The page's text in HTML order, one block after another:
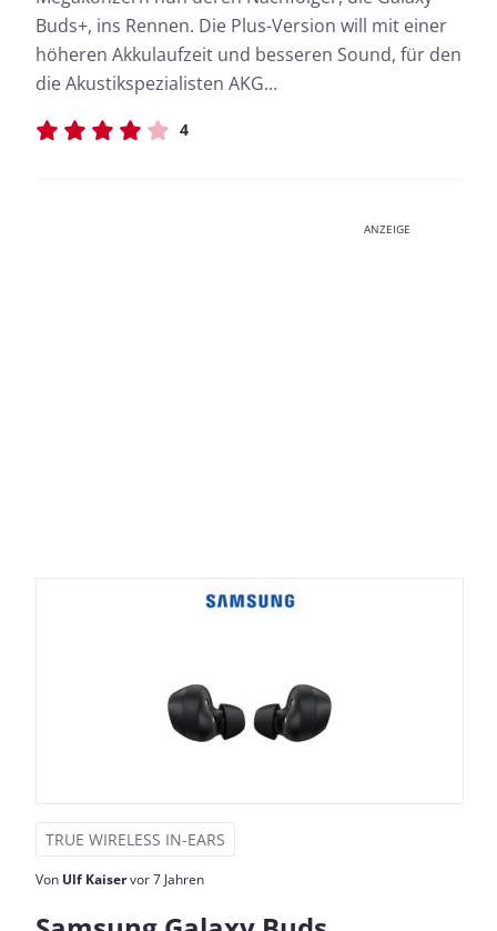
Buds+, ins Rennen. Die Plus-Version will mit einer
höheren Akkulaufzeit und besseren Sound, für den
die Akustikspezialisten AKG...
4
ANZEIGE
TRUE WIRELESS IN-EARS
Von Ulf Kaiservor 7 Jahren